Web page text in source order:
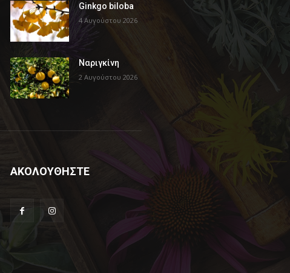
Ginkgo biloba
4 Αυγούστου 2026
Ναριγκίνη
2 Αυγούστου 2026
ΑΚΟΛΟΥΘΗΣΤΕ